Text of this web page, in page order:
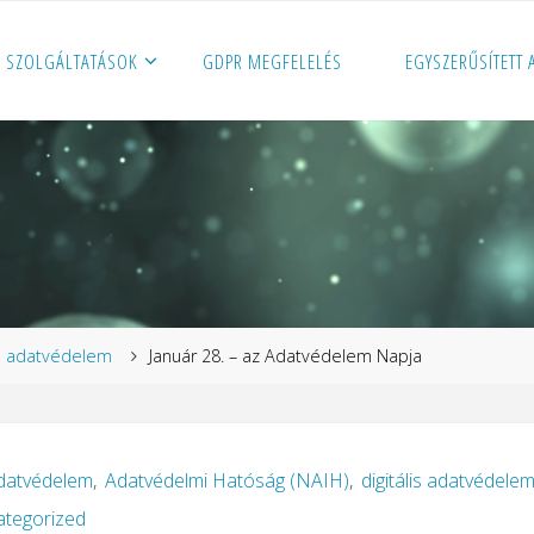
SZOLGÁLTATÁSOK GDPR MEGFELELÉS
adatvédelem Január 28. – az Adatvédelem Napja
, Adatvédelmi Hatóság (NAIH), digitális